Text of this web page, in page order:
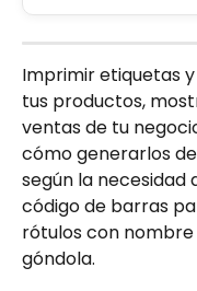
Imprimir etiquetas
tus productos,
ventas de tu
cómo generarlos
según la necesidad
código de barras
rótulos con
góndola.